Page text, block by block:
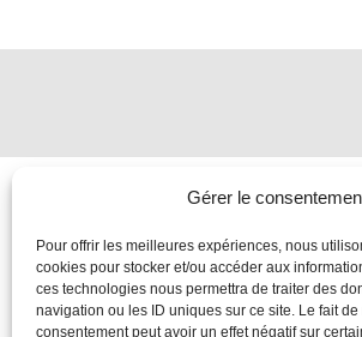
Gérer le
Pour offrir les meilleures expériences, nous
cookies pour stocker et/ou accéder aux
ces technologies nous permettra de traiter des
navigation ou les ID uniques sur ce site. Le fait
consentement peut avoir un effet négatif sur